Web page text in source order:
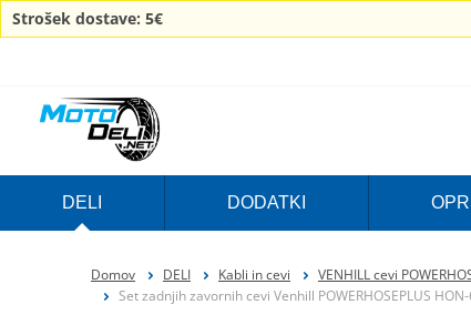
Strošek dostave: 5€
DELI DODATKI
Domov DELI Kabli in cevi VENHILL cevi
Set zadnjih zavornih cevi Venhill POWERHOSEPLUS